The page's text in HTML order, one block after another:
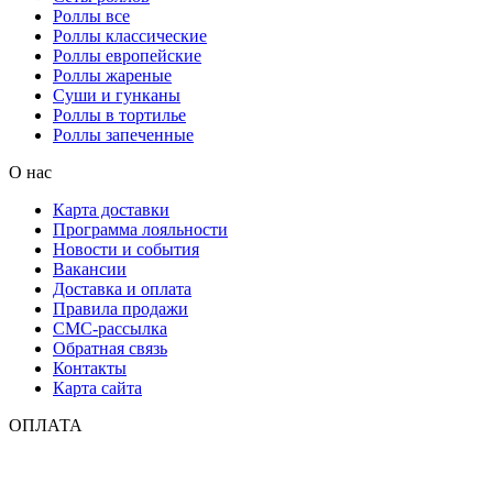
Роллы все
Роллы классические
Роллы европейские
Роллы жареные
Суши и гунканы
Роллы в тортилье
Роллы запеченные
О нас
Карта доставки
Программа лояльности
Новости и события
Вакансии
Доставка и оплата
Правила продажи
СМС-рассылка
Обратная связь
Контакты
Карта сайта
ОПЛАТА